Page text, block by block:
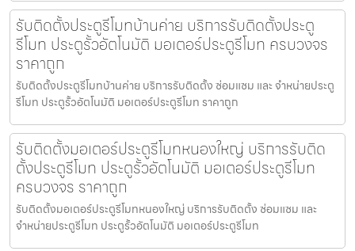
รับติดตั้งประตูรีโมทบ้านค่าย บริการรับติดตั้งประตู
รีโมท ประตูรั้วอัตโนมัติ มอเตอร์ประตูรีโมท ครบวงจร
ราคาถูก
รับติดตั้งประตูรีโมทบ้านค่าย บริการรับติดตั้ง ซ่อมแซม และ จำหน่ายประตู
รีโมท ประตูรั้วอัตโนมัติ มอเตอร์ประตูรีโมท ราคาถูก
รับติดตั้งมอเตอร์ประตูรีโมทหนองใหญ่ บริการรับติด
ตั้งประตูรีโมท ประตูรั้วอัตโนมัติ มอเตอร์ประตูรีโมท
ครบวงจร ราคาถูก
รับติดตั้งมอเตอร์ประตูรีโมทหนองใหญ่ บริการรับติดตั้ง ซ่อมแซม และ
จำหน่ายประตูรีโมท ประตูรั้วอัตโนมัติ มอเตอร์ประตูรีโมท